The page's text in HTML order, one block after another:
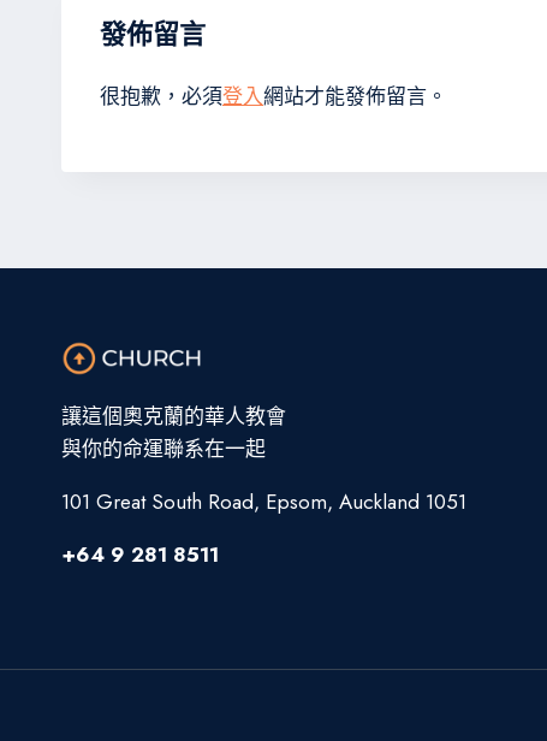
發佈留言
很抱歉，必須登入網站才能發佈留言。
讓這個奧克蘭的華人教會
與你的命運聯系在一起
101 Great South Road, Epsom, Auckland 1051
+64 9 281 8511